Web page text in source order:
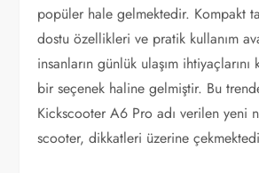
popüler hale gelmektedir. Kompakt
dostu özellikleri ve pratik kullanım
insanların günlük ulaşım ihtiyaçlarını
bir seçenek haline gelmiştir. Bu
Kickscooter A6 Pro adı verilen yeni
scooter, dikkatleri üzerine